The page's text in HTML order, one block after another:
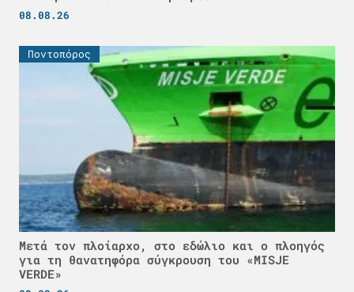
08.08.26
Ποντοπόρος
Μετά τον πλοίαρχο, στο εδώλιο και ο πλοηγός
για τη θανατηφόρα σύγκρουση του «MISJE
VERDE»